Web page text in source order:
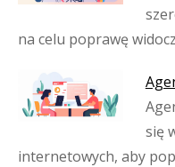
na celu poprawę
się
internetowych, aby